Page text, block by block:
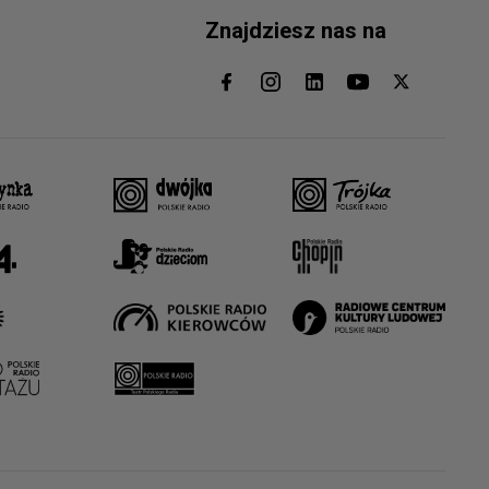
Znajdziesz nas na